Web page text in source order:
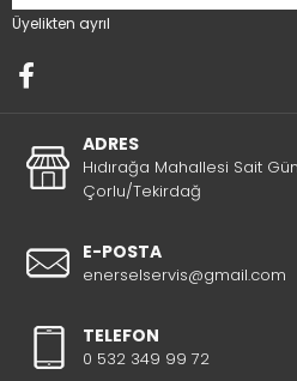
Üyelikten ayrıl
ADRES
Hıdırağa Mahallesi Sait
Çorlu/Tekirdağ
E-POSTA
enerselservis@gmail.com
TELEFON
0 532 349 99 72